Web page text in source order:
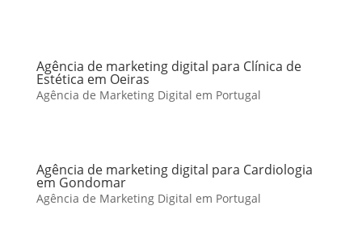
Agência de marketing digital para Clínica de
Estética em Oeiras
Agência de Marketing Digital em Portugal
Agência de marketing digital para Cardiologia
em Gondomar
Agência de Marketing Digital em Portugal